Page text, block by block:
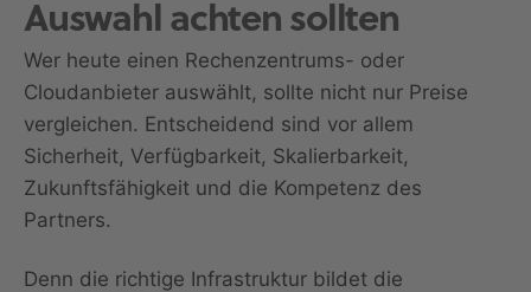
Auswahl achten sollten
Wer heute einen Rechenzentrums- oder
Cloudanbieter auswählt, sollte nicht nur Preise
vergleichen. Entscheidend sind vor allem
Sicherheit, Verfügbarkeit, Skalierbarkeit,
Zukunftsfähigkeit und die Kompetenz des
Partners.
Denn die richtige Infrastruktur bildet die